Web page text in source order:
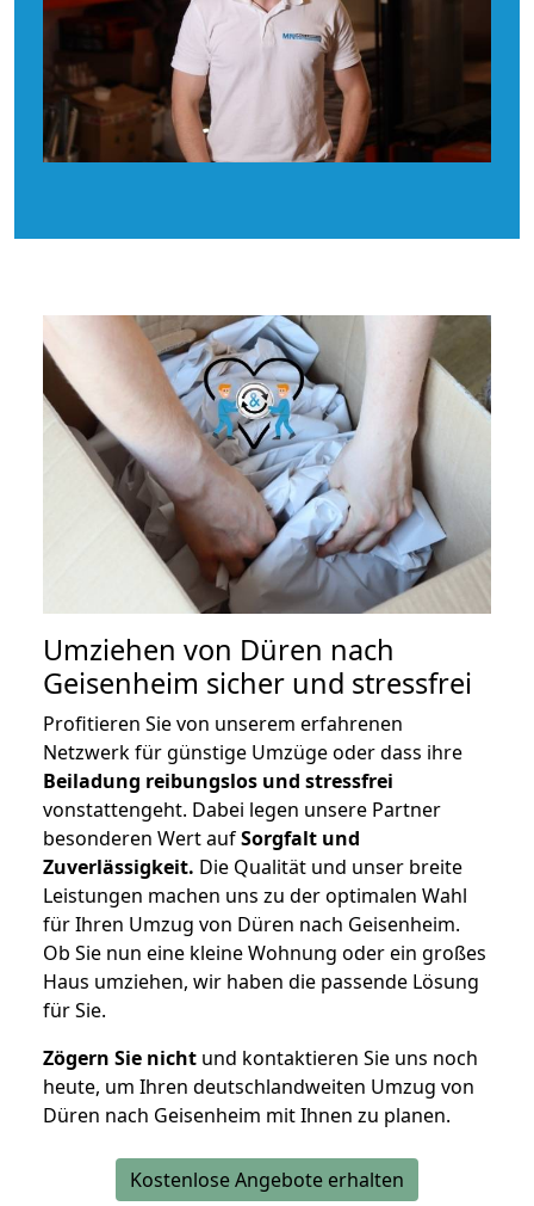
Umziehen von Düren nach
Geisenheim sicher und stressfrei
Profitieren Sie von unserem erfahrenen
Netzwerk für günstige Umzüge oder dass ihre
Beiladung reibungslos und stressfrei
vonstattengeht. Dabei legen unsere Partner
besonderen Wert aufSorgfalt und
Zuverlässigkeit. Die Qualität und unser breite
Leistungen machen uns zu der optimalen Wahl
für Ihren Umzug von Düren nach Geisenheim.
Ob Sie nun eine kleine Wohnung oder ein großes
Haus umziehen, wir haben die passende Lösung
für Sie.
Zögern Sie nicht und kontaktieren Sie uns noch
heute, um Ihren deutschlandweiten Umzug von
Düren nach Geisenheim mit Ihnen zu planen.
Kostenlose Angebote erhalten